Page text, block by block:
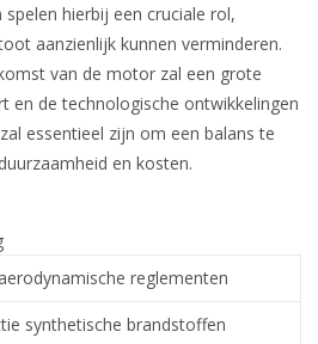
hierbij een cruciale rol,
aanzienlijk kunnen verminderen.
van de motor zal een grote
en de technologische ontwikkelingen
essentieel zijn om een balans te
en kosten.
reglementen
synthetische brandstoffen